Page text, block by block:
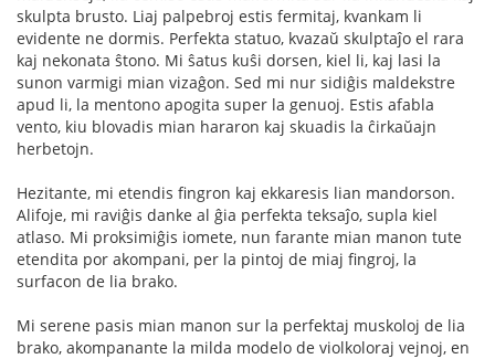
skulpta brusto. Liaj palpebroj estis fermitaj, kvankam li
evidente ne dormis. Perfekta statuo, kvazaŭ skulptaĵo el rara
kaj nekonata ŝtono. Mi ŝatus kuŝi dorsen, kiel li, kaj lasi la
sunon varmigi mian vizaĝon. Sed mi nur sidiĝis maldekstre
apud li, la mentono apogita super la genuoj. Estis afabla
vento, kiu blovadis mian hararon kaj skuadis la ĉirkaŭajn
herbetojn.
Hezitante, mi etendis fingron kaj ekkaresis lian mandorson.
Alifoje, mi raviĝis danke al ĝia perfekta teksaĵo, supla kiel
atlaso. Mi proksimiĝis iomete, nun farante mian manon tute
etendita por akompani, per la pintoj de miaj fingroj, la
surfacon de lia brako.
Mi serene pasis mian manon sur la perfektaj muskoloj de lia
brako, akompanante la milda modelo de violkoloraj vejnoj, en